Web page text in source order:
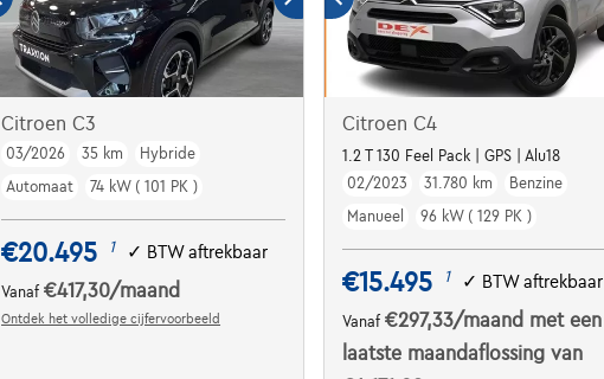
Citroen C3
03/2026 35 km
Hybride
Automaat
74 kW ( 101 PK )
€20.495 1 ✓ BTW aftrekbaar
Vanaf€417,30/maand
Ontdek het volledige cijfervoorbeeld
Citroen C4
1.2 T 130 Feel Pack | GPS | Alu18
02/2023
31.780 km
Benzine
Manueel
96 kW ( 129 PK )
€15.495 1 ✓ BTW aftrekbaar
Vanaf €297,33/maand met een
laatste maandaflossing van